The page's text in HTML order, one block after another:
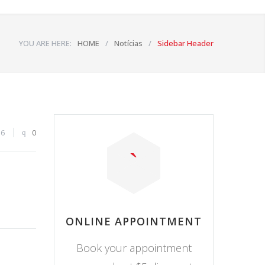
YOU ARE HERE: HOME / Notícias / Sidebar Header
0
ONLINE APPOINTMENT
Book your appointment